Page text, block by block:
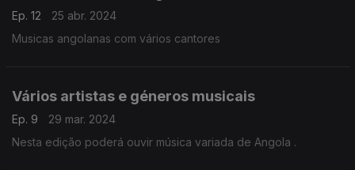
Ep. 12
25 abr. 2024
Musicas angolanas com vários cantores
Vários artistas e géneros musicais
Ep. 9
29 mar. 2024
Nesta edição poderá ouvir música variada de Angola .